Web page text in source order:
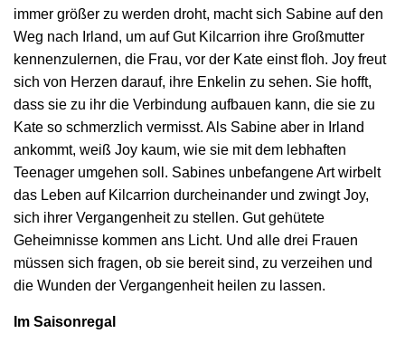
immer größer zu werden droht, macht sich Sabine auf den
Weg nach Irland, um auf Gut Kilcarrion ihre Großmutter
kennenzulernen, die Frau, vor der Kate einst floh. Joy freut
sich von Herzen darauf, ihre Enkelin zu sehen. Sie hofft,
dass sie zu ihr die Verbindung aufbauen kann, die sie zu
Kate so schmerzlich vermisst. Als Sabine aber in Irland
ankommt, weiß Joy kaum, wie sie mit dem lebhaften
Teenager umgehen soll. Sabines unbefangene Art wirbelt
das Leben auf Kilcarrion durcheinander und zwingt Joy,
sich ihrer Vergangenheit zu stellen. Gut gehütete
Geheimnisse kommen ans Licht. Und alle drei Frauen
müssen sich fragen, ob sie bereit sind, zu verzeihen und
die Wunden der Vergangenheit heilen zu lassen.
m Saisonregal